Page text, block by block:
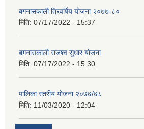
बगनासकाली त्रिवर्षिय याेजना २०७७-८०
मिति: 07/17/2022 - 15:37
बगनासकाली राजश्व सुधार याेजना
मिति: 07/17/2022 - 15:30
पालिका स्तरीय योजना २०७७/७८
मिति: 11/03/2020 - 12:04